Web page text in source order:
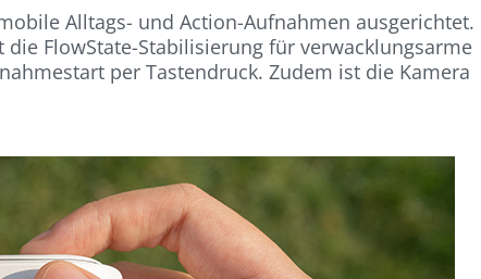
Alltags- und Action-Aufnahmen ausgerichtet.
FlowState-Stabilisierung für verwacklungsarme
per Tastendruck. Zudem ist die Kamera